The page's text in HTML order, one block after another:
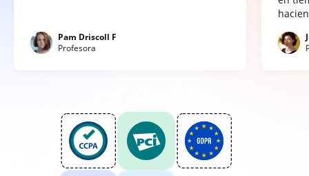
Pam Driscoll F
Profesora